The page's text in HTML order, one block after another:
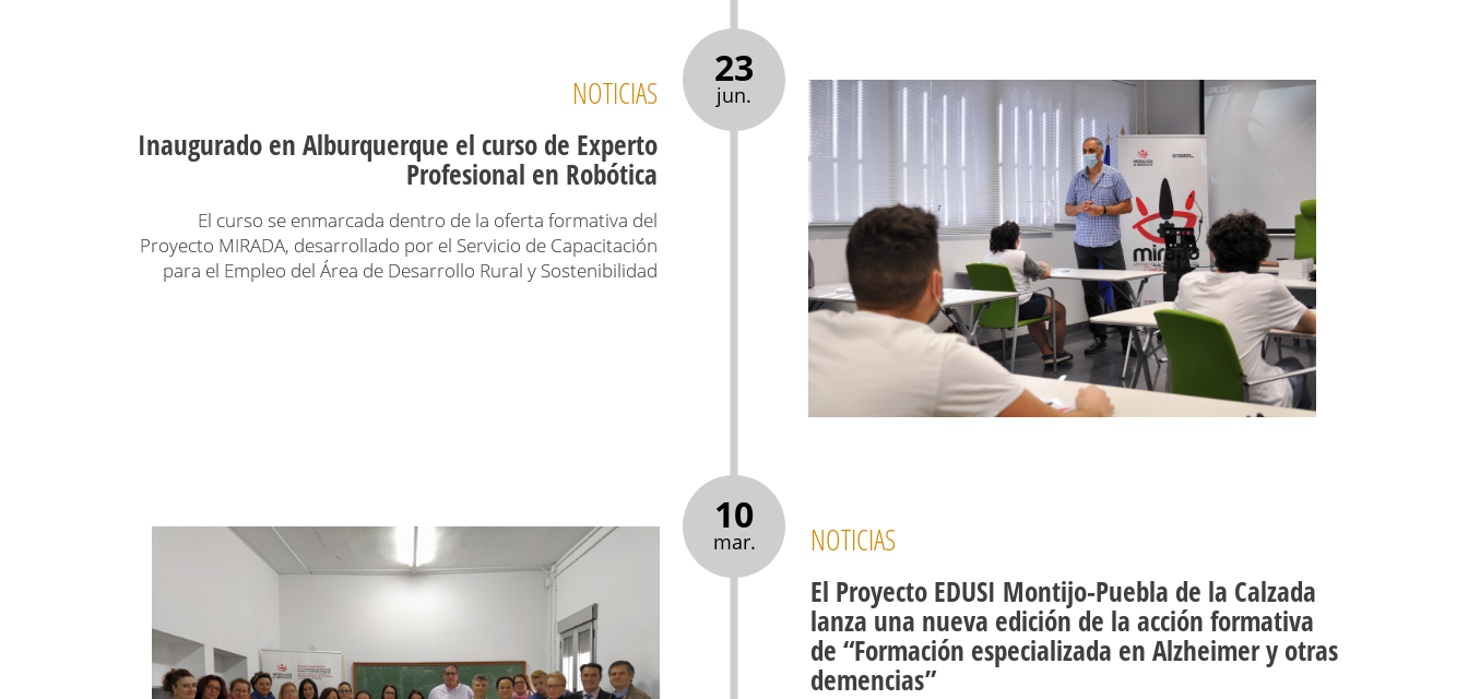
23
jun.
NOTICIAS
Inaugurado en Alburquerque el curso de Experto
Profesional en Robótica
El curso se enmarcada dentro de la oferta formativa del
Proyecto MIRADA, desarrollado por el Servicio de Capacitación
para el Empleo del Área de Desarrollo Rural y Sostenibilidad
10
mar. NOTICIAS
El Proyecto EDUSI Montijo-Puebla de la Calzada
lanza una nueva edición de la acción formativa
de “Formación especializada en Alzheimer y otras
demencias”